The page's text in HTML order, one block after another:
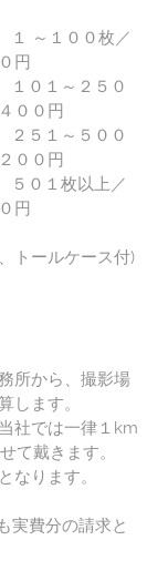
１００枚／
円
０
００円
０
００円
上／
円
トールケース付)
所から、撮影場
します。
社では一律１km
て戴きます。
なります。
実費分の請求と